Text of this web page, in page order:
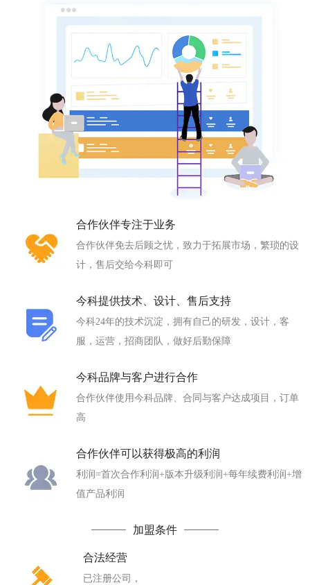
合作伙伴专注于业务
合作伙伴免去后顾之忧，致力于拓展市场，繁琐的设
计，售后交给今科即可
今科提供技术、设计、售后支持
今科24年的技术沉淀，拥有自己的研发，设计，客
服，运营，招商团队，做好后勤保障
今科品牌与客户进行合作
合作伙伴使用今科品牌、合同与客户达成项目，订单
高
合作伙伴可以获得极高的利润
利润=首次合作利润+版本升级利润+每年续费利润+增
值产品利润
加盟条件
合法经营
已注册公司，